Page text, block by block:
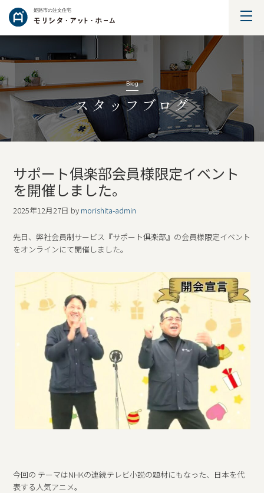
姫路市の注文住宅
Blog
スタッフブログ
サポート俱楽部会員様限定イベント
を開催しました。
2025年12月27日 by morishita-admin
先日、弊社会員制サービス『サポート俱楽部』の会員様限定イベント
をオンラインにて開催しました。
今回の テーマはNHKの連続テレビ小説の題材にもなった、日本を代
表する人気アニメ。